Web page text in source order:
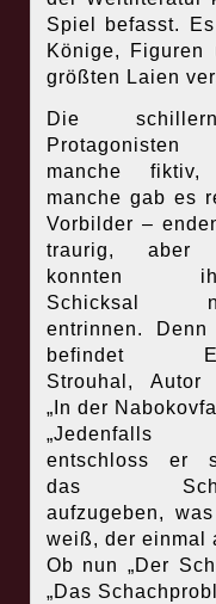
Spiel befasst.
Könige,
größten Laien
Die
manche
manche gab es
Vorbilder –
traurig, aber
konnten
Schicksal
entrinnen. Denn
befindet
Strouhal, Autor
„In der
„Jedenfalls
entschloss er
das
aufzugeben,
weiß, der einmal
Ob nun „Der
„Das